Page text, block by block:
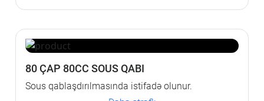
80 ÇAP 80CC SOUS QABI
Sous qablaşdırılmasında istifadə olunur.